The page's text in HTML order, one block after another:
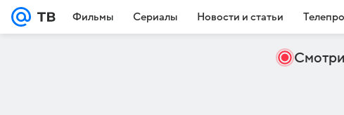
Фильмы Сериалы Новости и статьи